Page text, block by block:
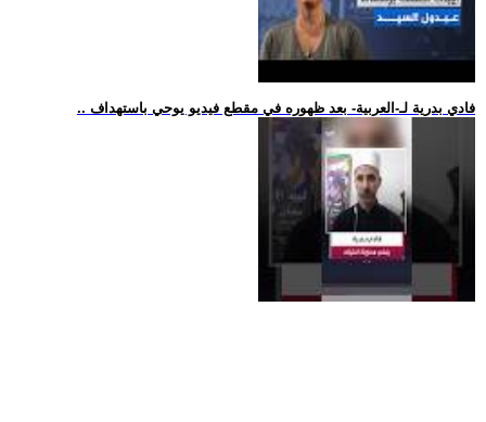
.. فادي بدرية لـ-العربية- بعد ظهوره في مقطع فيديو يوحي باستهداف